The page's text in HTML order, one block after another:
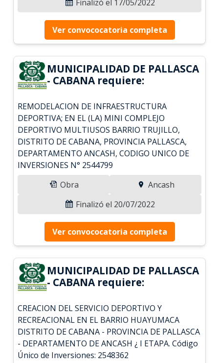
Finalizó el 17/05/2022
Ver convococatoria completa
MUNICIPALIDAD DE PALLASCA
- CABANA requiere:
REMODELACION DE INFRAESTRUCTURA
DEPORTIVA; EN EL (LA) MINI COMPLEJO
DEPORTIVO MULTIUSOS BARRIO TRUJILLO,
DISTRITO DE CABANA, PROVINCIA PALLASCA,
DEPARTAMENTO ANCASH, CODIGO UNICO DE
INVERSIONES N° 2544799
Obra
Ancash
Finalizó el 20/07/2022
Ver convococatoria completa
MUNICIPALIDAD DE PALLASCA
- CABANA requiere:
CREACION DEL SERVICIO DEPORTIVO Y
RECREACIONAL EN EL BARRIO HUAYUMACA
DISTRITO DE CABANA - PROVINCIA DE PALLASCA
- DEPARTAMENTO DE ANCASH ¿ I ETAPA. Código
Único de Inversiones: 2548362